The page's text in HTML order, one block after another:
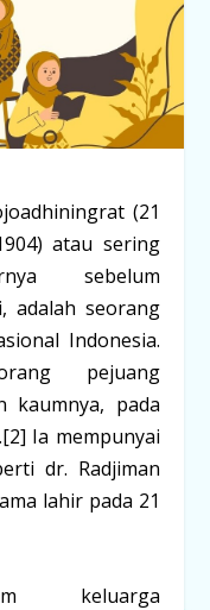
(21
atau sering
sebelum
, adalah seorang
Indonesia.
pejuang
kaumnya, pada
[2] Ia mempunyai
dr. Radjiman
lahir pada 21
keluarga